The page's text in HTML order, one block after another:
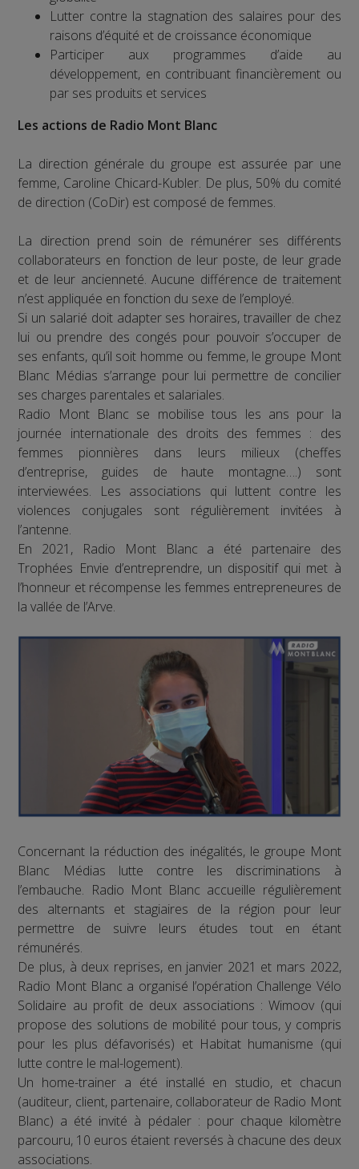
Lutter contre la stagnation des salaires pour des
raisons d’équité et de croissance économique
Participer aux programmes d’aide au
développement, en contribuant financièrement ou
par ses produits et services
Les actions de Radio Mont Blanc
La direction générale du groupe est assurée par une
femme, Caroline Chicard-Kubler. De plus, 50% du comité
de direction (CoDir) est composé de femmes.
La direction prend soin de rémunérer ses différents
collaborateurs en fonction de leur poste, de leur grade
et de leur ancienneté. Aucune différence de traitement
n’est appliquée en fonction du sexe de l’employé.
Si un salarié doit adapter ses horaires, travailler de chez
lui ou prendre des congés pour pouvoir s’occuper de
ses enfants, qu’il soit homme ou femme, le groupe Mont
Blanc Médias s’arrange pour lui permettre de concilier
ses charges parentales et salariales.
Radio Mont Blanc se mobilise tous les ans pour la
journée internationale des droits des femmes : des
femmes pionnières dans leurs milieux (cheffes
d’entreprise, guides de haute montagne….) sont
interviewées. Les associations qui luttent contre les
violences conjugales sont régulièrement invitées à
l’antenne.
En 2021, Radio Mont Blanc a été partenaire des
Trophées Envie d’entreprendre, un dispositif qui met à
l’honneur et récompense les femmes entrepreneures de
la vallée de l’Arve.
Concernant la réduction des inégalités, le groupe Mont
Blanc Médias lutte contre les discriminations à
l’embauche. Radio Mont Blanc accueille régulièrement
des alternants et stagiaires de la région pour leur
permettre de suivre leurs études tout en étant
rémunérés.
De plus, à deux reprises, en janvier 2021 et mars 2022,
Radio Mont Blanc a organisé l’opération Challenge Vélo
Solidaire au profit de deux associations : Wimoov (qui
propose des solutions de mobilité pour tous, y compris
pour les plus défavorisés) et Habitat humanisme (qui
lutte contre le mal-logement).
Un home-trainer a été installé en studio, et chacun
(auditeur, client, partenaire, collaborateur de Radio Mont
Blanc) a été invité à pédaler : pour chaque kilomètre
parcouru, 10 euros étaient reversés à chacune des deux
associations.